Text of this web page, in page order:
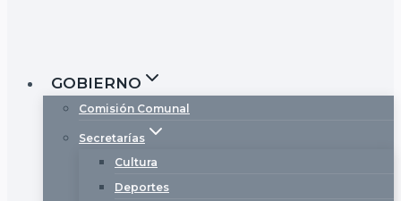
GOBIERNO
Comisión Comunal
Secretarías
Cultura
Deportes